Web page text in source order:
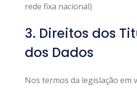
rede fixa nacional)
3. Direitos dos
dos Dados
Nos termos da legislação em